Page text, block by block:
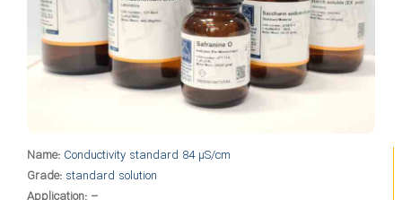
Name: Conductivity standard 84 µS/cm
Grade: standard solution